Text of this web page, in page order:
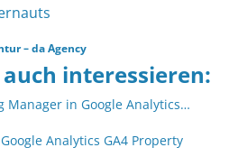
–da Agency
interessieren:
Manager in Google Analytics…
Analytics GA4 Property